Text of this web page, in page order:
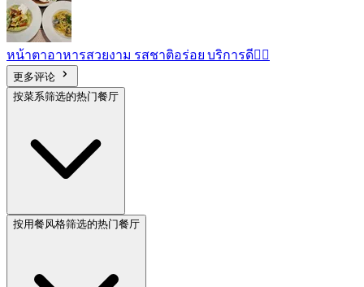
หน้าตาอาหารสวยงาม รสชาติอร่อย บริการดี👍🏽
更多评论
按菜系筛选的热门餐厅
按用餐风格筛选的热门餐厅